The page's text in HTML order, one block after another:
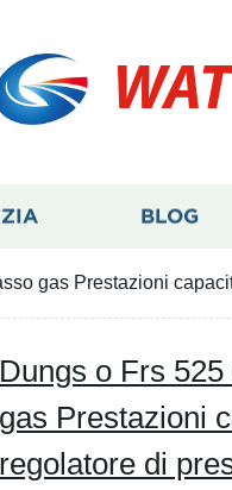
WAT
BLOG
gas Prestazioni
Dungs o Frs
gas Prestazioni
regolatore di